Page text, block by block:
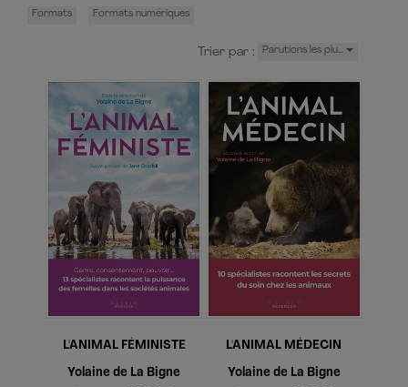
Formats Formats numériques
Trier par : Parutions les plu…
L'ANIMAL FÉMINISTE
Yolaine de La Bigne
L'ANIMAL MÉDECIN
Yolaine de La Bigne
Les informations demandées dans ce formulaire sont toutes
obligatoires et sont collectées et destinées aux Éditions Alisio,
afin de vous envoyer par mail votre newsletter si vous le
souhaitez. Conformément à la loi Informatique et libertés du
6/01/1978 modifiée, et au Règlement UE/2016/679, vous
disposez d'un droit d'accès, de rectification et d'opposition aux
informations qui vous concernent. Vous pouvez exercer ces
droits en nous contactant par courrier à Éditions Alisio, 10
place des cinq martyrs du lycée Buffon 75015 PARIS. Plus
d'information surnotre politique de protection de vos
données personnelles.